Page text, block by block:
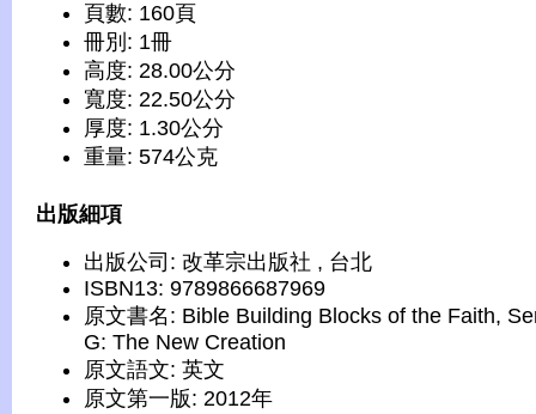
頁數: 160頁
冊別: 1冊
高度: 28.00公分
寬度: 22.50公分
厚度: 1.30公分
重量: 574公克
出版細項
出版公司: 改革宗出版社 , 台北
ISBN13: 9789866687969
原文書名: Bible Building Blocks of the Faith,
G: The New Creation
原文語文: 英文
原文第一版: 2012年